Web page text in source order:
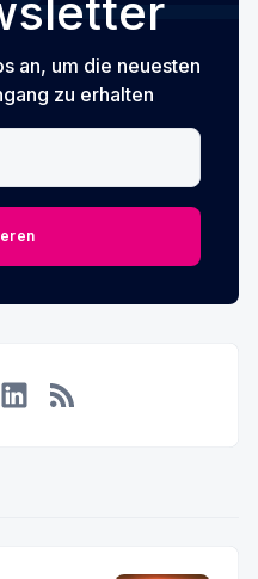
an, um die neuesten
zu erhalten